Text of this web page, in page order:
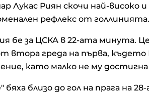
Лукас Риян скочи най-високо
рефлекс от голлинията.
бе за ЦСКА в 22-ата минута.
втора греда на първа,
като малко не му достигна
близо до гол на прага на